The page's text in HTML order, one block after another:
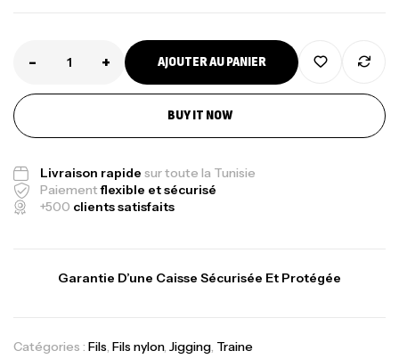
- + AJOUTER AU PANIER
BUY IT NOW
Livraison rapide sur toute la Tunisie
Paiementflexible et sécurisé
+500 clients satisfaits
Garantie D’une Caisse Sécurisée Et Protégée
Catégories : Fils, Fils nylon, Jigging, Traine